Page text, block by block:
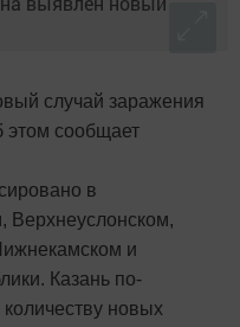
случай заражения
этом сообщает
в
Верхнеуслонском,
и
Казань по-
новых